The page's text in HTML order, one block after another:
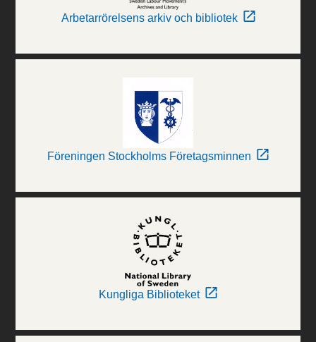
Arbetarrörelsens arkiv och bibliotek
Föreningen Stockholms Företagsminnen
Kungliga Biblioteket